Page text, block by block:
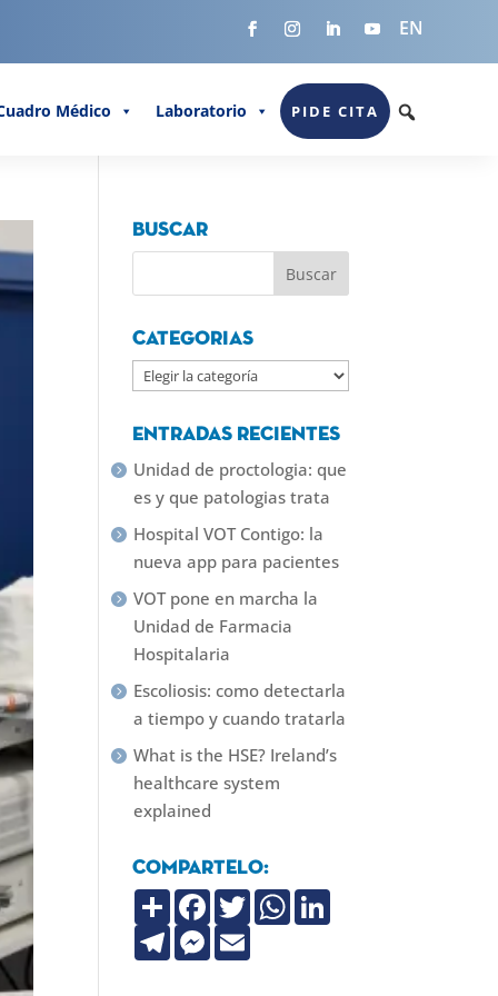
EN
Médico Laboratorio PIDE CITA
Buscar
Categorias
Categorias
Entradas recientes
Unidad de proctologia: que
es y que patologias trata
Hospital VOT Contigo: la
nueva app para pacientes
VOT pone en marcha la
Unidad de Farmacia
Hospitalaria
Escoliosis: como detectarla
a tiempo y cuando tratarla
What is the HSE? Ireland’s
healthcare system
explained
Compartelo:
C
o
m
p
F
a
c
e
T
w
W
h
T
e
M
e